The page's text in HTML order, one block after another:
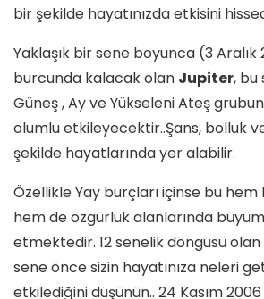
bir şekilde hayatınızda etkisini
Yaklaşık bir sene boyunca (3 Aralık
burcunda kalacak olan Jupiter, bu
Güneş , Ay ve Yükseleni Ateş
olumlu etkileyecektir..Şans, bolluk
şekilde hayatlarında yer alabilir.
Özellikle Yay burçları içinse bu hem
hem de özgürlük alanlarında
etmektedir. 12 senelik döngüsü olan
sene önce sizin hayatınıza neleri
etkilediğini düşünün.. 24 Kasım 2006